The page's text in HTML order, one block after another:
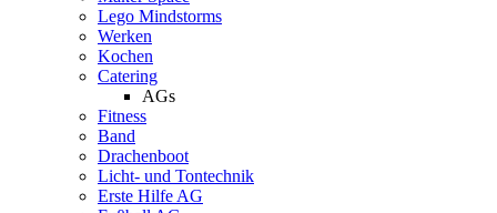
Lego Mindstorms
Werken
Kochen
Catering
AGs
Fitness
Band
Drachenboot
Licht- und Tontechnik
Erste Hilfe AG